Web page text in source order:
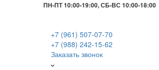
ПН-ПТ 10:00-19:00, СБ-ВС 10:00-18:00
+7 (961) 507-07-70
+7 (988) 242-15-62
Заказать звонок